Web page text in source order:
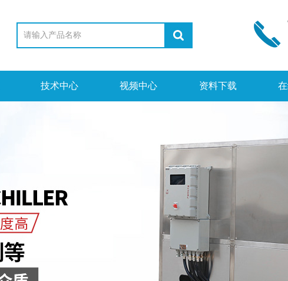
技术中心 视频中心 资料下载